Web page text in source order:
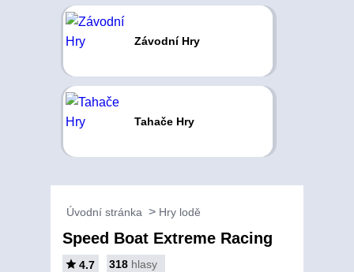
Závodní Hry
Tahače Hry
Úvodní stránka Hry lodě
Speed Boat Extreme Racing
4.7 318 hlasy